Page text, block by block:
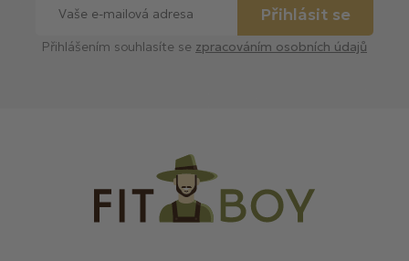
Přihlásit se
Přihlášením souhlasíte se zpracováním osobních údajů